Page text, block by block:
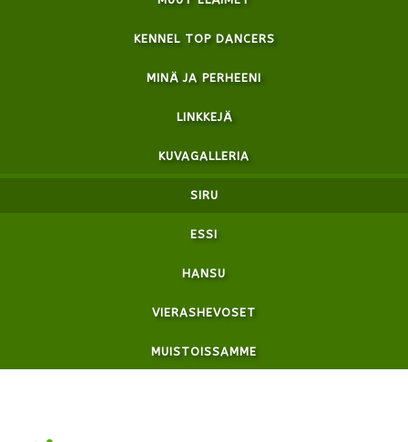
KENNEL TOP DANCERS
MINÄ JA PERHEENI
LINKKEJÄ
KUVAGALLERIA
SIRU
ESSI
HANSU
VIERASHEVOSET
MUISTOISSAMME